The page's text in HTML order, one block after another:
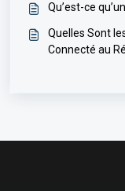
Qu’est-ce
Quelles Sont
Connecté au